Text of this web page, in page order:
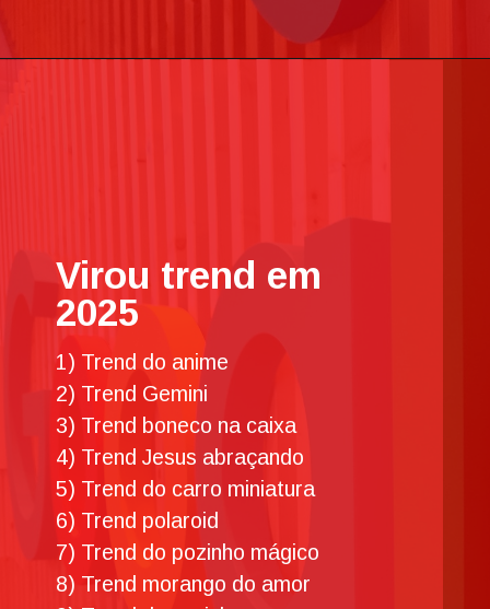
Virou trend em
2025
1) Trend do anime
2) Trend Gemini
3) Trend boneco na caixa
4) Trend Jesus abraçando
5) Trend do carro miniatura
6) Trend polaroid
7) Trend do pozinho mágico
8) Trend morango do amor